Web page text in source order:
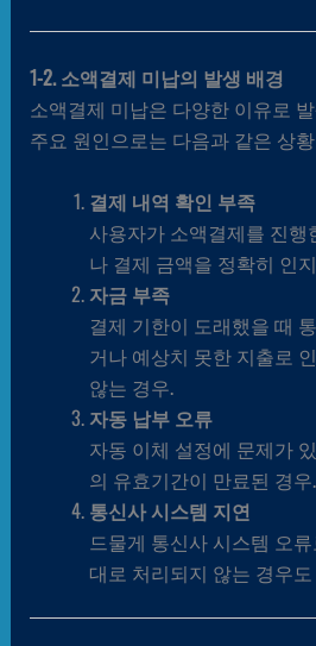
1-2. 소액결제 미납의 발생 배경
소액결제 미납은 다양한 이유로
주요 원인으로는 다음과 같은 상
결제 내역 확인 부족
사용자가 소액결제를 진
나 결제 금액을 정확히 인
자금 부족
결제 기한이 도래했을 때
거나 예상치 못한 지출로
않는 경우.
자동 납부 오류
자동 이체 설정에 문제가
의 유효기간이 만료된 경우.
통신사 시스템 지연
드물게 통신사 시스템 오
대로 처리되지 않는 경우